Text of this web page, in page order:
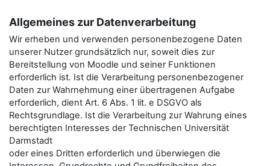
Allgemeines zur Datenverarbeitung
Wir erheben und verwenden personenbezogene Daten
unserer Nutzer grundsätzlich nur, soweit dies zur
Bereitstellung von Moodle und seiner Funktionen
erforderlich ist. Ist die Verarbeitung personenbezogener
Daten zur Wahrnehmung einer übertragenen Aufgabe
erforderlich, dient Art. 6 Abs. 1 lit. e DSGVO als
Rechtsgrundlage. Ist die Verarbeitung zur Wahrung eines
berechtigten Interesses der Technischen Universität
Darmstadt
oder eines Dritten erforderlich und überwiegen die